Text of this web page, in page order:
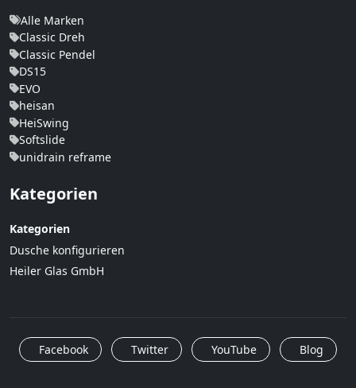
Alle Marken
Classic Dreh
Classic Pendel
DS15
EVO
heisan
HeiSwing
Softslide
unidrain reframe
Kategorien
Kategorien
Dusche konfigurieren
Heiler Glas GmbH
Facebook Twitter YouTube Blog